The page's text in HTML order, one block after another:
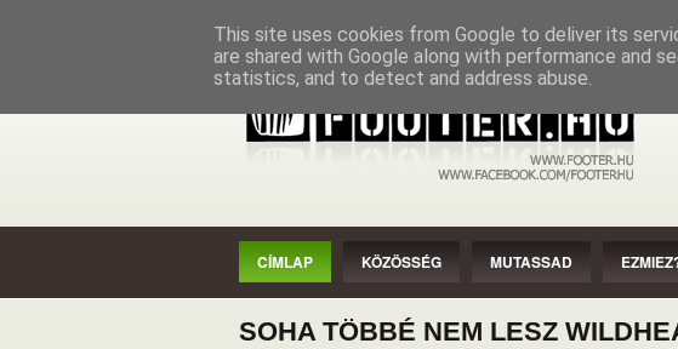
CÍMLAP KÖZÖSSÉG MUTASSAD EZMIEZ?
CÍMLAP KÖZÖSSÉG MUTASSAD
SOHA TÖBBÉ NEM LESZ
This site uses cookies from Google to deliver its
are shared with Google along with performance and
statistics, and to detect and address abuse.